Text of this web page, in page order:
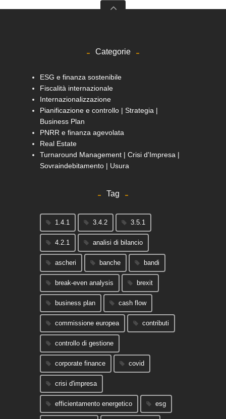
Categorie
ESG e finanza sostenibile
Fiscalità internazionale
Internazionalizzazione
Pianificazione e controllo | Strategia |
Business Plan
PNRR e finanza agevolata
Real Estate
Turnaround Management | Crisi d'Impresa |
Sovraindebitamento | Usura
Tag
1.4.1 3.4.2 3.5.1
4.2.1 analisi di bilancio
ascheri banche bandi
break-even analysis brexit
business plan cash flow
commissione europea contributi
controllo di gestione
corporate finance covid
crisi d'impresa
efficientamento energetico esg